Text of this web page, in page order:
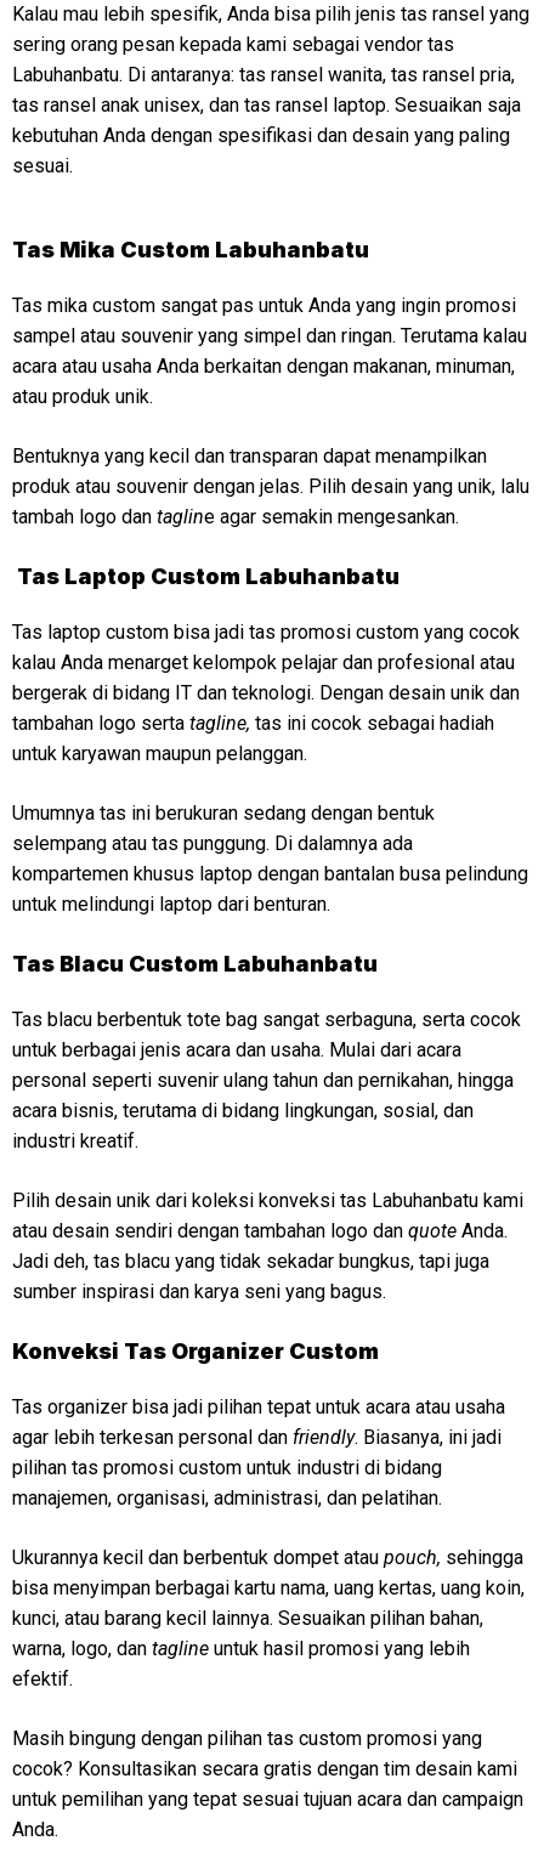
Kalau mau lebih spesifik, Anda bisa pilih jenis tas ransel yang
sering orang pesan kepada kami sebagai vendor tas
Labuhanbatu. Di antaranya: tas ransel wanita, tas ransel pria,
tas ransel anak unisex, dan tas ransel laptop. Sesuaikan saja
kebutuhan Anda dengan spesifikasi dan desain yang paling
sesuai.
Tas Mika Custom Labuhanbatu
Tas mika custom sangat pas untuk Anda yang ingin promosi
sampel atau souvenir yang simpel dan ringan. Terutama kalau
acara atau usaha Anda berkaitan dengan makanan, minuman,
atau produk unik.
Bentuknya yang kecil dan transparan dapat menampilkan
produk atau souvenir dengan jelas. Pilih desain yang unik, lalu
tambah logo dan tagline agar semakin mengesankan.
Tas Laptop Custom Labuhanbatu
Tas laptop custom bisa jadi tas promosi custom yang cocok
kalau Anda menarget kelompok pelajar dan profesional atau
bergerak di bidang IT dan teknologi. Dengan desain unik dan
tambahan logo serta tagline, tas ini cocok sebagai hadiah
untuk karyawan maupun pelanggan.
Umumnya tas ini berukuran sedang dengan bentuk
selempang atau tas punggung. Di dalamnya ada
kompartemen khusus laptop dengan bantalan busa pelindung
untuk melindungi laptop dari benturan.
Tas Blacu Custom Labuhanbatu
Tas blacu berbentuk tote bag sangat serbaguna, serta cocok
untuk berbagai jenis acara dan usaha. Mulai dari acara
personal seperti suvenir ulang tahun dan pernikahan, hingga
acara bisnis, terutama di bidang lingkungan, sosial, dan
industri kreatif.
Pilih desain unik dari koleksi konveksi tas Labuhanbatu kami
atau desain sendiri dengan tambahan logo dan quote Anda.
Jadi deh, tas blacu yang tidak sekadar bungkus, tapi juga
sumber inspirasi dan karya seni yang bagus.
Konveksi Tas Organizer Custom
Tas organizer bisa jadi pilihan tepat untuk acara atau usaha
agar lebih terkesan personal dan friendly. Biasanya, ini jadi
pilihan tas promosi custom untuk industri di bidang
manajemen, organisasi, administrasi, dan pelatihan.
Ukurannya kecil dan berbentuk dompet atau pouch, sehingga
bisa menyimpan berbagai kartu nama, uang kertas, uang koin,
kunci, atau barang kecil lainnya. Sesuaikan pilihan bahan,
warna, logo, dan tagline untuk hasil promosi yang lebih
efektif.
Masih bingung dengan pilihan tas custom promosi yang
cocok? Konsultasikan secara gratis dengan tim desain kami
untuk pemilihan yang tepat sesuai tujuan acara dan campaign
Anda.